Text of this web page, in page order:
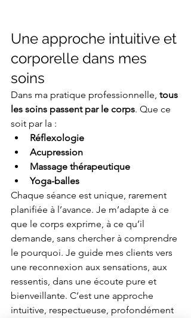
Une approche intuitive et
corporelle dans mes
soins
Dans ma pratique professionnelle, tous
les soins passent par le corps. Que ce
soit par la :
Réflexologie
Acupression
Massage thérapeutique
Yoga-balles
Chaque séance est unique, rarement
planifiée à l’avance. Je m’adapte à ce
que le corps exprime, à ce qu’il
demande, sans chercher à comprendre
le pourquoi. Je guide mes clients vers
une reconnexion aux sensations, aux
ressentis, dans une écoute pure et
bienveillante. C’est une approche
intuitive, respectueuse, profondément